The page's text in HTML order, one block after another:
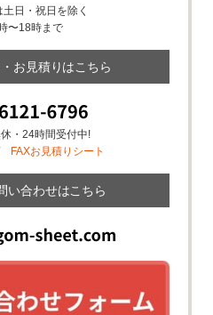
日・祝日を除く
〜18時まで
お見積りはこちら
・24時間受付中!
FAXお見積りシート
い合わせはこちら